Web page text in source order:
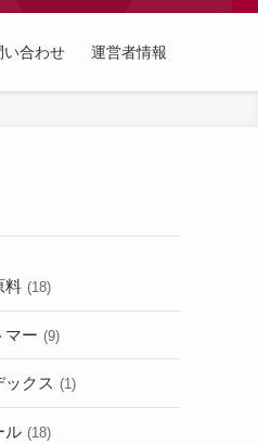
い合わせ 運営者情報
料 (18)
マー (9)
ックス (1)
ル (18)